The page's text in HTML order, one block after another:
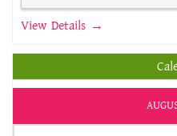
View Details →